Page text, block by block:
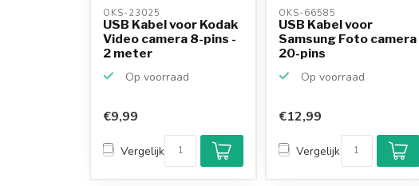
OKS-23025
USB Kabel voor Kodak
Video camera 8-pins -
2 meter
Op voorraad
€9,99
Vergelijk
OKS-66585
USB Kabel voor
Samsung Foto camera
20-pins
Op voorraad
€12,99
Vergelijk